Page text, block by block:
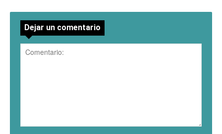
Dejar un comentario